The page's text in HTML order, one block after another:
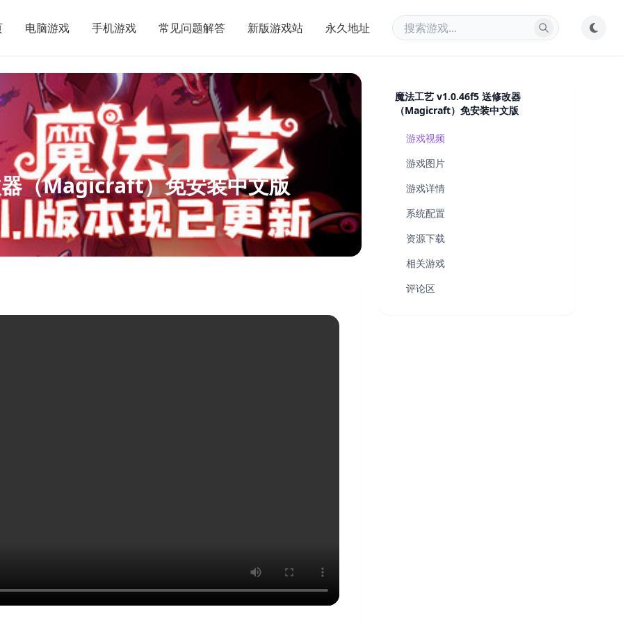
电脑游戏 手机游戏 常见问题解答 新版游戏站 永久地址
（Magicraft）免安装中文版
魔法工艺 v1.0.46f5 送修改器
（Magicraft）免安装中文版
游戏视频
游戏图片
游戏详情
系统配置
资源下载
相关游戏
评论区